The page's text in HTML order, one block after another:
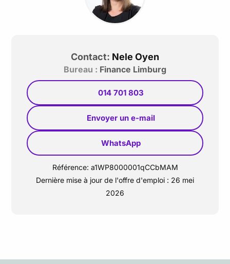
Contact: Nele Oyen
Bureau : Finance Limburg
014 701 803
Envoyer un e-mail
WhatsApp
Référence: a1WP8000001qCCbMAM
Dernière mise à jour de l'offre d'emploi : 26 mei
2026